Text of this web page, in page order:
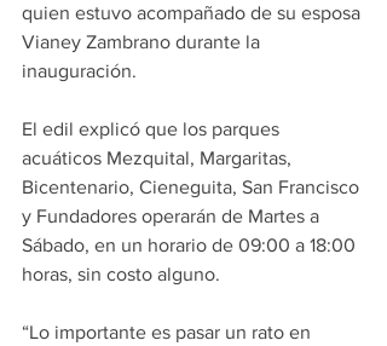
quien estuvo acompañado de su esposa
Vianey Zambrano durante la
inauguración.
El edil explicó que los parques
acuáticos Mezquital, Margaritas,
Bicentenario, Cieneguita, San Francisco
y Fundadores operarán de Martes a
Sábado, en un horario de 09:00 a 18:00
horas, sin costo alguno.
“Lo importante es pasar un rato en